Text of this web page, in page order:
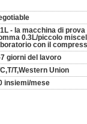
- la macchina di prova
0.3L/piccolo
con il
giorni del lavoro
T,Western Union
insiemi/mese